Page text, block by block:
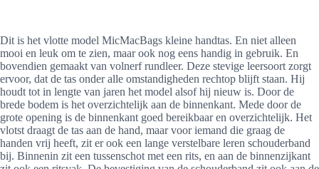
Dit is het vlotte model MicMacBags kleine handtas. En niet alleen
mooi en leuk om te zien, maar ook nog eens handig in gebruik. En
bovendien gemaakt van volnerf rundleer. Deze stevige leersoort zorgt
ervoor, dat de tas onder alle omstandigheden rechtop blijft staan. Hij
houdt tot in lengte van jaren het model alsof hij nieuw is. Door de
brede bodem is het overzichtelijk aan de binnenkant. Mede door de
grote opening is de binnenkant goed bereikbaar en overzichtelijk. Het
vlotst draagt de tas aan de hand, maar voor iemand die graag de
handen vrij heeft, zit er ook een lange verstelbare leren schouderband
bij. Binnenin zit een tussenschot met een rits, en aan de binnenzijkant